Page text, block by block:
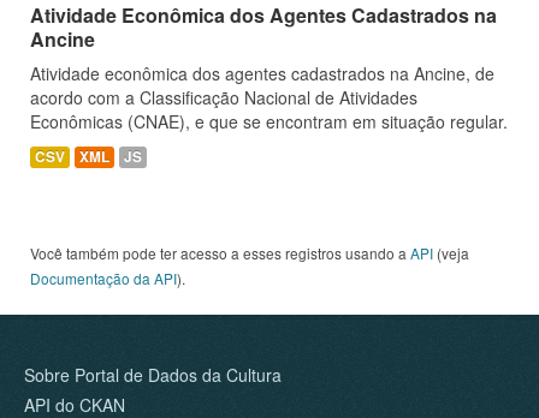
Atividade Econômica dos Agentes Cadastrados na
Ancine
Atividade econômica dos agentes cadastrados na Ancine, de
acordo com a Classificação Nacional de Atividades
Econômicas (CNAE), e que se encontram em situação regular.
CSV XML JS
Você também pode ter acesso a esses registros usando a API (veja
Documentação da API).
Sobre Portal de Dados da Cultura
API do CKAN